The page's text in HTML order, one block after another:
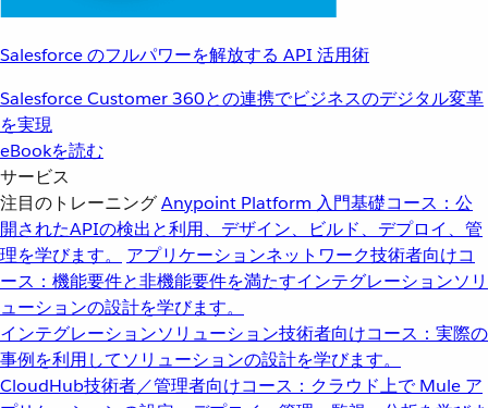
Salesforce のフルパワーを解放する API 活用術
Salesforce Customer 360との連携でビジネスのデジタル変革
を実現
eBookを読む
サービス
注目のトレーニングAnypoint Platform 入門基礎コース：公
開されたAPIの検出と利用、デザイン、ビルド、デプロイ、管
理を学びます。
アプリケーションネットワーク技術者向けコ
ース：機能要件と非機能要件を満たすインテグレーションソリ
ューションの設計を学びます。
インテグレーションソリューション技術者向けコース：実際の
事例を利用してソリューションの設計を学びます。
CloudHub技術者／管理者向けコース：クラウド上で Mule ア